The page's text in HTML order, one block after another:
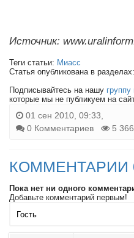
Источник:
Теги статьи: Миасс
Статья опубликована в разделах:
Подписывайтесь на нашу
которые мы не публикуем на
01 сен 2010, 09:33,
0 Комментариев
5
КОММЕНТАРИИ
Пока нет ни одного
Добавьте комментарий первым!